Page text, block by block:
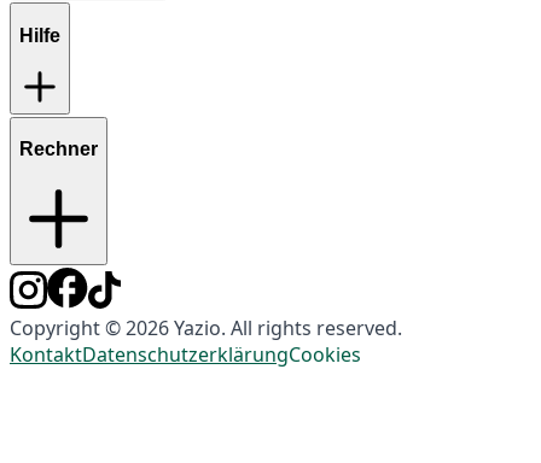
Hilfe
Rechner
Copyright © 2026 Yazio. All rights reserved.
KontaktDatenschutzerklärungCookies